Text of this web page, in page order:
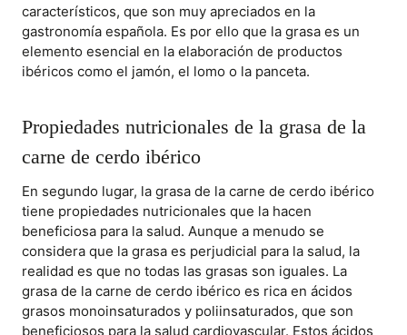
característicos, que son muy apreciados en la
gastronomía española. Es por ello que la grasa es un
elemento esencial en la elaboración de productos
ibéricos como el jamón, el lomo o la panceta.
Propiedades nutricionales de la grasa de la
carne de cerdo ibérico
En segundo lugar, la grasa de la carne de cerdo ibérico
tiene propiedades nutricionales que la hacen
beneficiosa para la salud. Aunque a menudo se
considera que la grasa es perjudicial para la salud, la
realidad es que no todas las grasas son iguales. La
grasa de la carne de cerdo ibérico es rica en ácidos
grasos monoinsaturados y poliinsaturados, que son
beneficiosos para la salud cardiovascular. Estos ácidos